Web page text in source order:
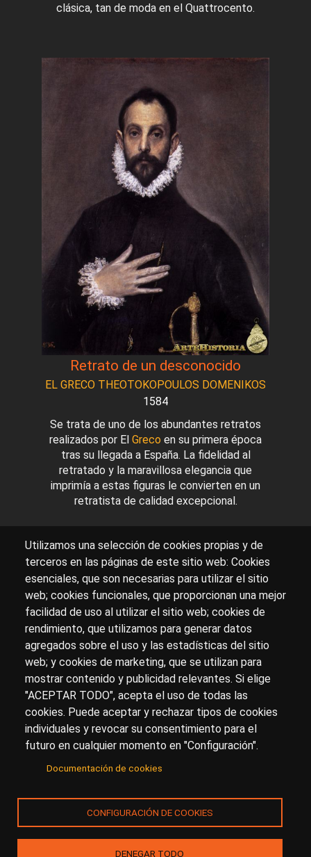
clásica, tan de moda en el Quattrocento.
Retrato de un desconocido
EL GRECO THEOTOKOPOULOS DOMENIKOS
1584
Se trata de uno de los abundantes retratos
realizados por El Greco en su primera época
tras su llegada a España. La fidelidad al
retratado y la maravillosa elegancia que
imprimía a estas figuras le convierten en un
retratista de calidad excepcional.
Sobre artehistoria.com
Para ponerte en contacto con nosotros, escríbenos en
el formulario decontacto
Accesibilidad
Aviso Legal Privacidad
Utilizamos una selección de cookies propias y de
terceros en las páginas de este sitio web: Cookies
esenciales, que son necesarias para utilizar el sitio
web; cookies funcionales, que proporcionan una mejor
facilidad de uso al utilizar el sitio web; cookies de
rendimiento, que utilizamos para generar datos
agregados sobre el uso y las estadísticas del sitio
web; y cookies de marketing, que se utilizan para
mostrar contenido y publicidad relevantes. Si elige
"ACEPTAR TODO", acepta el uso de todas las
cookies. Puede aceptar y rechazar tipos de cookies
individuales y revocar su consentimiento para el
futuro en cualquier momento en "Configuración".
Documentación de cookies
CONFIGURACIÓN DE COOKIES
DENEGAR TODO
© Copyright 2017.arteHistoria&Toools, S.Lo sus
licenciantes son los propietarios de todos los derechos
de propiedad intelectual e industrial de:
(a) este sitio web publicado bajo el dominio
(b) todo el material publicado en artehistoria.com
(incluyendo, sin limitación, textos, imágenes, fotografías,
dibujos, música, marcas o logotipos, estructura y diseño
de la composición de cada una de las páginas